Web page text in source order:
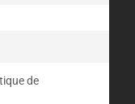
de